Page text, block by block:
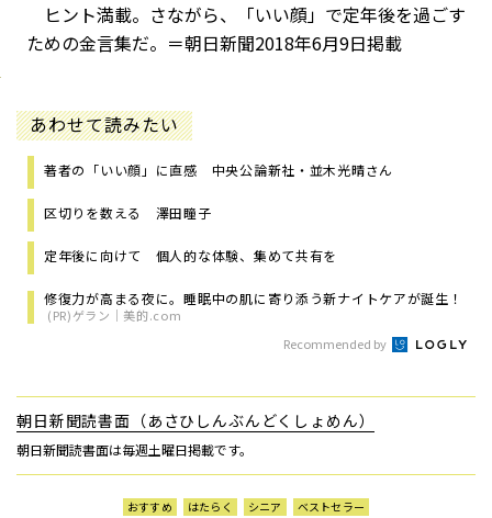
ヒント満載。さながら、「いい顔」で定年後を過ごす
ための金言集だ。＝朝日新聞2018年6月9日掲載
あわせて読みたい
著者の「いい顔」に直感 中央公論新社・並木光晴さん
区切りを数える 澤田瞳子
定年後に向けて 個人的な体験、集めて共有を
修復力が高まる夜に。睡眠中の肌に寄り添う新ナイトケアが誕生！
(PR)ゲラン｜美的.com
Recommended by
朝日新聞読書面（あさひしんぶんどくしょめん）
朝日新聞読書面は毎週土曜日掲載です。
おすすめ はたらく シニア ベストセラー